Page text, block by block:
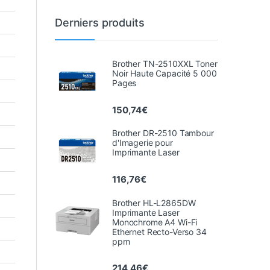
Derniers produits
Brother TN-2510XXL Toner
Noir Haute Capacité 5 000
Pages
150,74€
Brother DR-2510 Tambour
d'Imagerie pour
Imprimante Laser
116,76€
Brother HL-L2865DW
Imprimante Laser
Monochrome A4 Wi-Fi
Ethernet Recto-Verso 34
ppm